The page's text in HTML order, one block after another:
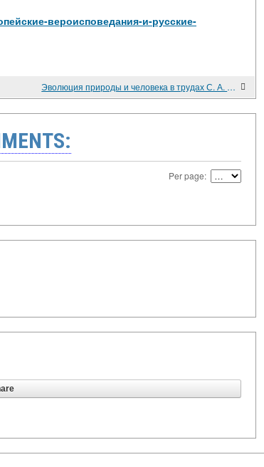
вероисповедания-и-русские-
Эволюция природы и человека в трудах С. А. Подолинского
Per page: